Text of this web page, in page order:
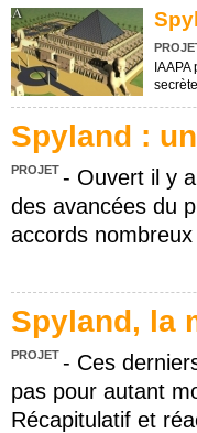
Spyland :
PROJET - Ouvert il y
des avancées du
accords
Spyland, la
PROJET - Ces
pas pour autant
Récapitulatif et